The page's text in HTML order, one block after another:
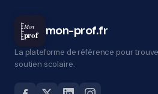
Mon
prof mon-prof.fr
La plateforme de référence pour
soutien scolaire.